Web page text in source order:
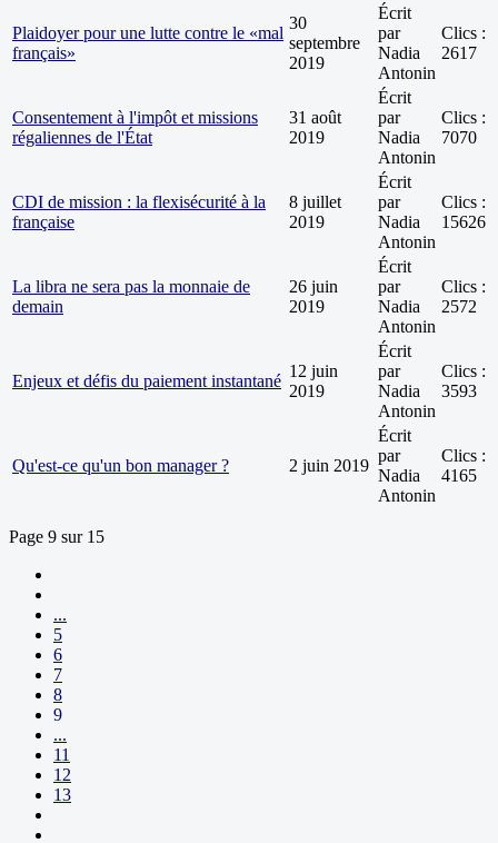
Plaidoyer pour une lutte contre le «mal
français»
30
septembre
2019
Écrit
par
Nadia
Antonin
Clics :
2617
Consentement à l'impôt et missions
régaliennes de l'État
31 août
2019
Écrit
par
Nadia
Antonin
Clics :
7070
CDI de mission : la flexisécurité à la
française
8 juillet
2019
Écrit
par
Nadia
Antonin
Clics :
15626
La libra ne sera pas la monnaie de
demain
26 juin
2019
Écrit
par
Nadia
Antonin
Clics :
2572
Enjeux et défis du paiement instantané
12 juin
2019
Écrit
par
Nadia
Antonin
Clics :
3593
Qu'est-ce qu'un bon manager ? 2 juin 2019
Écrit
par
Nadia
Antonin
Clics :
4165
Page 9 sur 15
...
5
6
7
8
9
...
11
12
13